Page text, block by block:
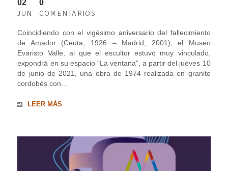
02
JUN
0
COMENTARIOS
Coincidiendo con el vigésimo aniversario del fallecimiento
de Amador (Ceuta, 1926 – Madrid, 2001), el Museo
Evaristo Valle, al que el escultor estuvo muy vinculado,
expondrá en su espacio “La ventana”, a partir del jueves 10
de junio de 2021, una obra de 1974 realizada en granito
cordobés con...
LEER MÁS